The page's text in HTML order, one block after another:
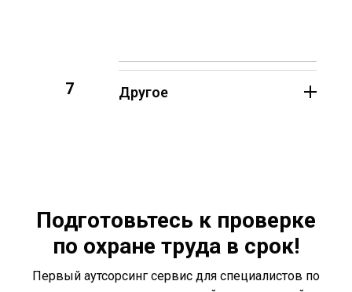
7 Другое
Подготовьтесь к проверке
по охране труда в срок!
Первый аутсорсинг сервис для специалистов по